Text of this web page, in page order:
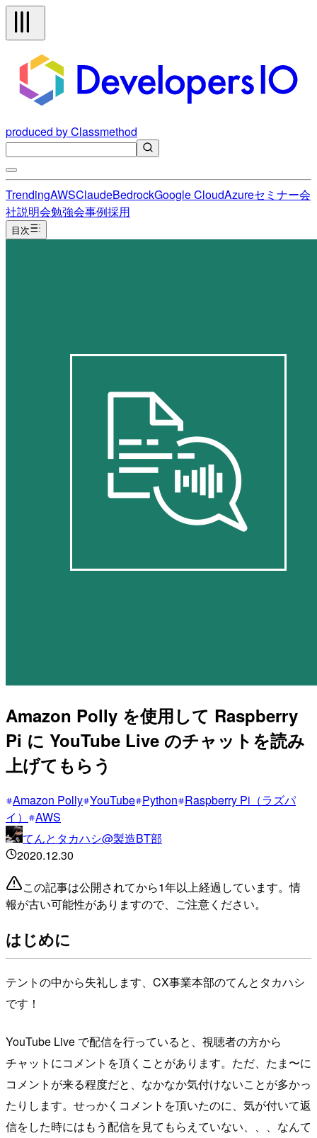
produced by Classmethod
TrendingAWSClaudeBedrockGoogle CloudAzureセミナー会
社説明会勉強会事例採用
目次
Amazon Polly を使用して Raspberry
Pi に YouTube Live のチャットを読み
上げてもらう
Amazon Polly YouTube Python Raspberry Pi（ラズパ
イ）
AWS
てんとタカハシ@製造BT部
2020.12.30
この記事は公開されてから1年以上経過しています。情
報が古い可能性がありますので、ご注意ください。
はじめに
テントの中から失礼します、CX事業本部のてんとタカハシ
です！
YouTube Live で配信を行っていると、視聴者の方から
チャットにコメントを頂くことがあります。ただ、たま〜に
コメントが来る程度だと、なかなか気付けないことが多かっ
たりします。せっかくコメントを頂いたのに、気が付いて返
信をした時にはもう配信を見てもらえていない、、、なんて